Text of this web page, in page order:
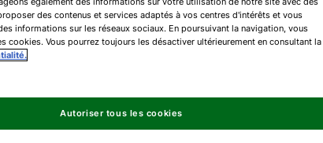
des contenus et services adaptés à vos centres d'intérêts et vous
informations sur les réseaux sociaux. En poursuivant la navigation, vous
cookies. Vous pourrez toujours les désactiver ultérieurement en consultant la
Autoriser tous les cookies